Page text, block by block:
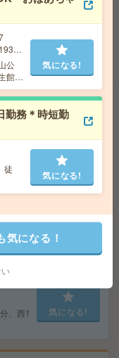
◆
直結
気になる!
！社員2名サポー
・
ィス
気になる!
情報を入力す
、西1
気になる!
公
館小
気になる!
勤務＊時短勤
徒
気になる!
気になる！